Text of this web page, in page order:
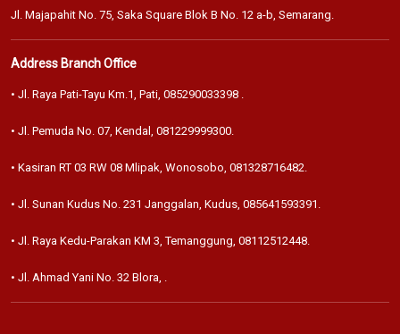
Jl. Majapahit No. 75, Saka Square Blok B No. 12 a-b, Semarang.
Address Branch Office
• Jl. Raya Pati-Tayu Km.1, Pati, 085290033398
• Jl. Pemuda No. 07, Kendal, 081229999300
• Kasiran RT 03 RW 08 Mlipak, Wonosobo, 081328716482
• Jl. Sunan Kudus No. 231 Janggalan, Kudus, 085641593391
• Jl. Raya Kedu-Parakan KM 3, Temanggung, 08112512448
• Jl. Ahmad Yani No. 32 Blora,